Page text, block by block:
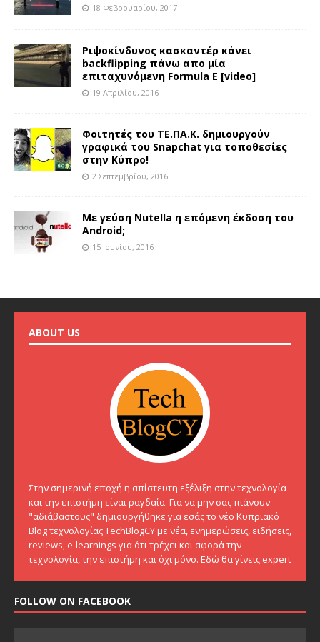
18 Φεβρουαρίου, 2017
Ριψοκίνδυνος κασκαντέρ κάνει
backflipping πάνω απο μία
επιταχυνόμενη Formula E [video]
19 Απριλίου, 2016
Φοιτητές του ΤΕ.ΠΑ.Κ. δημιουργούν
γραφικά του Snapchat για τοποθεσίες
στην Κύπρο!
2 Σεπτεμβρίου, 2016
Με γεύση Nutella η επόμενη έκδοση του
Android;
15 Ιουνίου, 2016
ABOUT US
Στην σημερινή εποχή η απίστευτη εξέλιξη στην τεχνολογία
και την επιστήμη είναι ραγδαία. Για να μην σας πιάνουν
"αδιάβαστους" δημιουργήθηκε για εσάς το νέο Κυπριακό
Blog τεχνολογίας TechBlogCY με νέα, ενημερώσεις, ειδήσεις,
reviews, e-learnings για ότι τρέχει και αφορά την
τεχνολογία, την επιστήμη και όχι μόνο. Εδώ θα γίνεις expert
FOLLOW ON FACEBOOK